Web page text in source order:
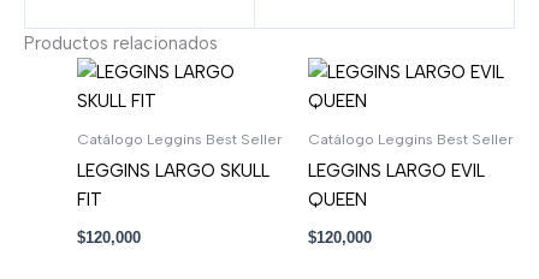
Productos relacionados
Catálogo Leggins Best Seller
LEGGINS LARGO SKULL
FIT
$120,000
Catálogo Leggins Best Seller
LEGGINS LARGO EVIL
QUEEN
$120,000